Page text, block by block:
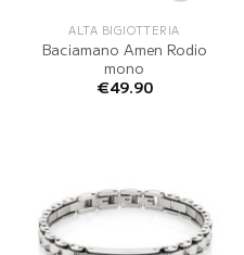
ALTA BIGIOTTERIA
Baciamano Amen Rodio
mono
€49.90